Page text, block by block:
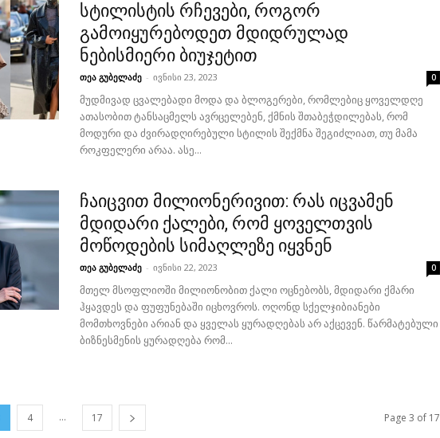
სტილისტის რჩევები, როგორ
გამოიყურებოდეთ მდიდრულად
ნებისმიერი ბიუჯეტით
თეა გუბელაძე - ივნისი 23, 2023 0
მუდმივად ცვალებადი მოდა და ბლოგერები, რომლებიც ყოველდღე
ათასობით ტანსაცმელს ავრცელებენ, ქმნის შთაბეჭდილებას, რომ
მოდური და ძვირადღირებული სტილის შექმნა შეგიძლიათ, თუ მამა
როკფელერი არაა. ასე...
ჩაიცვით მილიონერივით: რას იცვამენ
მდიდარი ქალები, რომ ყოველთვის
მოწოდების სიმაღლეზე იყვნენ
თეა გუბელაძე - ივნისი 22, 2023 0
მთელ მსოფლიოში მილიონობით ქალი ოცნებობს, მდიდარი ქმარი
ჰყავდეს და ფუფუნებაში იცხოვროს. ოღონდ სქელჯიბიანები
მომთხოვნები არიან და ყველას ყურადღებას არ აქცევენ. წარმატებული
ბიზნესმენის ყურადღება რომ...
4 ... 17 Page 3 of 17